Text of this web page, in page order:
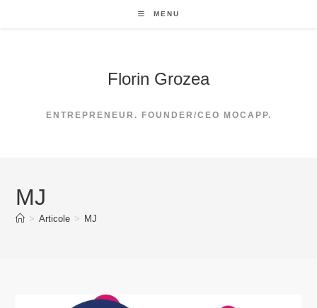
MENU
Florin Grozea
ENTREPRENEUR. FOUNDER/CEO MOCAPP.
MJ
> Articole > MJ